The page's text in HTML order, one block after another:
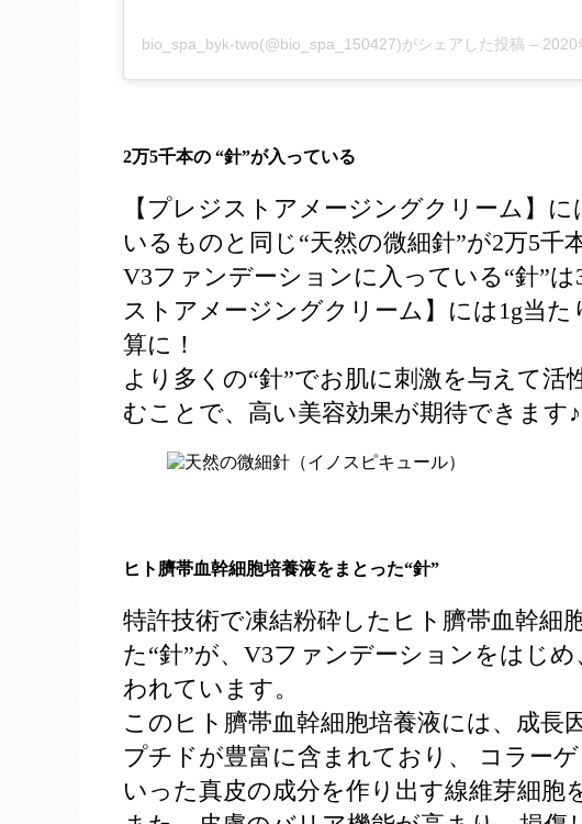
bio_spa_byk-two(@bio_spa_150427)がシェアした投稿 – 2020年 7
2万5千本の “針”が入っている
【プレジストアメージングクリーム】
いるものと同じ“天然の微細針”が2万5千
V3ファンデーションに入っている“針”は
ストアメージングクリーム】には1g当
算に！
より多くの“針”でお肌に刺激を与えて活
むことで、高い美容効果が期待できます♪
ヒト臍帯血幹細胞培養液をまとった“針”
特許技術で凍結粉砕したヒト臍帯血幹細
た“針”が、V3ファンデーションをはじ
われています。
このヒト臍帯血幹細胞培養液には、成長
プチドが豊富に含まれており、 コラー
いった真皮の成分を作り出す線維芽細胞